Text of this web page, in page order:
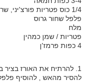
1/4 כוס פטריות פורצ'יני, שרויות ב1/2 כוס מים רותחים
פלפל שחור גרוס
מלח
פטריות / שמן כמהין
4 כפות פרמז'ן
1. להרתיח את האורז בציר במשך 15 דקות תוך כדי ערבוב
להסיר מהאש , להוסיף